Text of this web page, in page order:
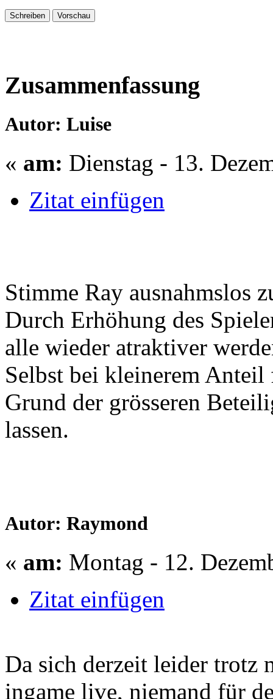
Zusammenfassung
Autor: Luise
« am: Dienstag - 13.
Zitat einfügen
Stimme Ray ausnahmslos
Durch Erhöhung des
alle wieder atraktiver
Selbst bei kleinerem
Grund der grösseren
lassen.
Autor: Raymond
« am: Montag - 12.
Zitat einfügen
Da sich derzeit leider trotz
ingame live, niemand für